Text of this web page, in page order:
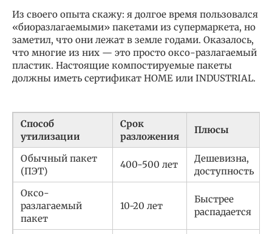
Из своего опыта скажу: я долгое время пользовался
«биоразлагаемыми» пакетами из супермаркета, но
заметил, что они лежат в земле годами. Оказалось,
что многие из них — это просто оксо-разлагаемый
пластик. Настоящие компостируемые пакеты
должны иметь сертификат HOME или INDUSTRIAL.
Способ
утилизации
Срок
разложения
Плюсы
Обычный пакет
(ПЭТ)
400-500 лет
Дешевизна,
доступность
Оксо-
разлагаемый
пакет
10-20 лет
Быстрее
распадается